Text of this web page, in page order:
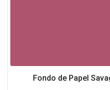
Fondo de Papel